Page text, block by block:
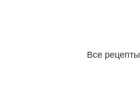
Все рецепты